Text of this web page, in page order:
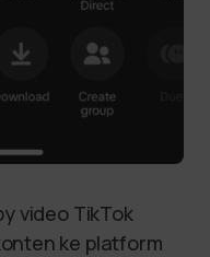
video TikTok
ke platform